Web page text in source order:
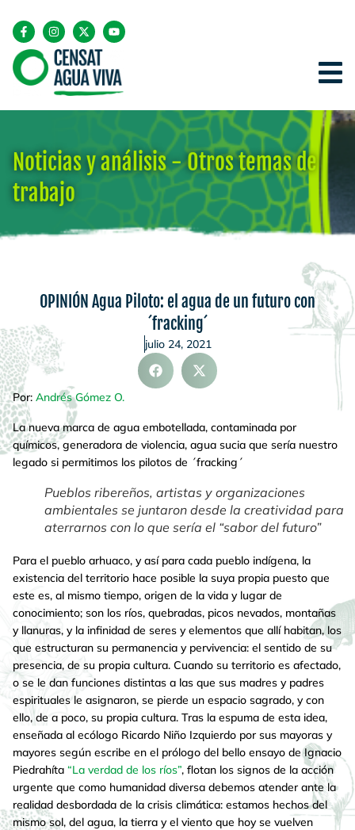
Noticias y análisis - Otros temas de
trabajo
OPINIÓN Agua Piloto: el agua de un futuro con
´fracking´
julio 24, 2021
Por: Andrés Gómez O.
La nueva marca de agua embotellada, contaminada por
químicos, generadora de violencia, agua sucia que sería nuestro
legado si permitimos los pilotos de ´fracking´
Pueblos ribereños, artistas y organizaciones
ambientales se juntaron desde la creatividad para
aterrarnos con lo que sería el “sabor del futuro”
Para el pueblo arhuaco, y así para cada pueblo indígena, la
existencia del territorio hace posible la suya propia puesto que
este es, al mismo tiempo, origen de la vida y lugar de
conocimiento; son los ríos, quebradas, picos nevados, montañas
y llanuras, y la infinidad de seres y elementos que allí habitan, los
que estructuran su permanencia y pervivencia: el sentido de su
presencia, de su propia cultura. Cuando su territorio es afectado,
o se le dan funciones distintas a las que sus madres y padres
espirituales le asignaron, se pierde un espacio sagrado, y con
ello, de a poco, su propia cultura. Tras la espuma de esta idea,
enseñada al ecólogo Ricardo Niño Izquierdo por sus mayoras y
mayores según escribe en el prólogo del bello ensayo de Ignacio
Piedrahíta “La verdad de los ríos”, flotan los signos de la acción
urgente que como humanidad diversa debemos atender ante la
realidad desbordada de la crisis climática: estamos hechos del
mismo sol, del agua, la tierra y el viento que hoy se vuelven